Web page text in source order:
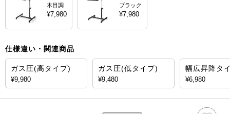
木目調
¥7,980
ブラック
¥7,980
仕様違い・関連商品
ガス圧(高タイプ)
¥9,980
ガス圧(低タイプ)
¥9,480
幅広昇降タ
¥6,980